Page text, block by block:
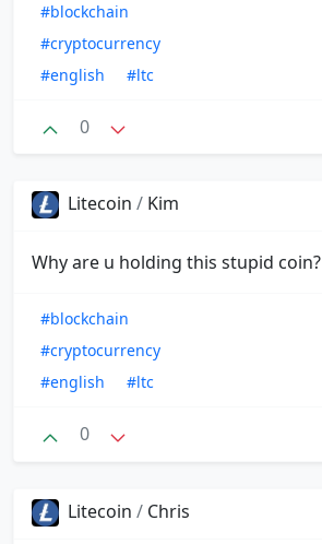
#blockchain
#cryptocurrency
#english
#ltc
0
Litecoin / Kim
Why are u holding this stupid coin?
#blockchain
#cryptocurrency
#english
#ltc
0
Litecoin / Chris